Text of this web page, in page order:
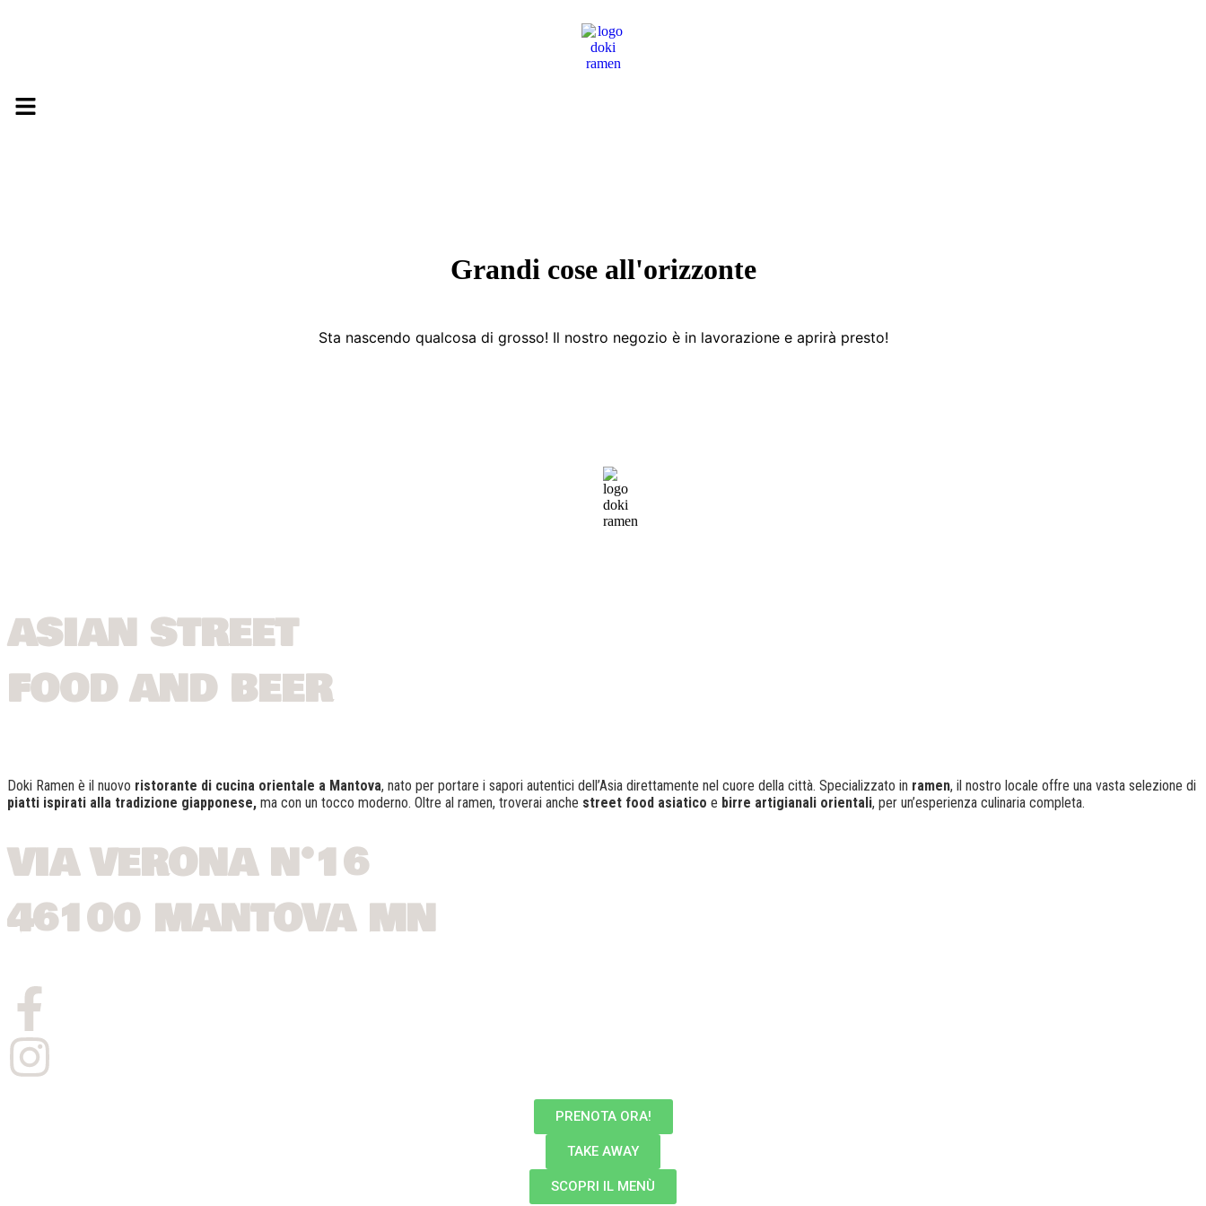
Grandi cose all'orizzonte
Sta nascendo qualcosa di grosso! Il nostro negozio è in lavorazione e aprirà presto!
ASIAN STREET
FOOD AND BEER
Doki Ramen è il nuovo ristorante di cucina orientale a Mantova, nato per portare i sapori autentici dell’Asia direttamente nel cuore della città. Specializzato in ramen, il nostro locale offre una vasta selezione di
piatti ispirati alla tradizione giapponese, ma con un tocco moderno. Oltre al ramen, troverai anche street food asiatico e birre artigianali orientali, per un’esperienza culinaria completa.
VIA VERONA N°16
46100 MANTOVA MN
PRENOTA ORA!
TAKE AWAY
SCOPRI IL MENÙ